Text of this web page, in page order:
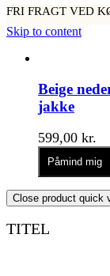
FRI FRAGT VED
Skip to content
Beige
jakke
599,00 kr.
Påmind mig
Close product quick
TITEL